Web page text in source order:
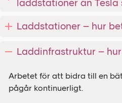
laddstationer än Tesla
Laddstationer – hur
Laddinfrastruktur –
Arbetet för att bidra till en
pågår kontinuerligt.